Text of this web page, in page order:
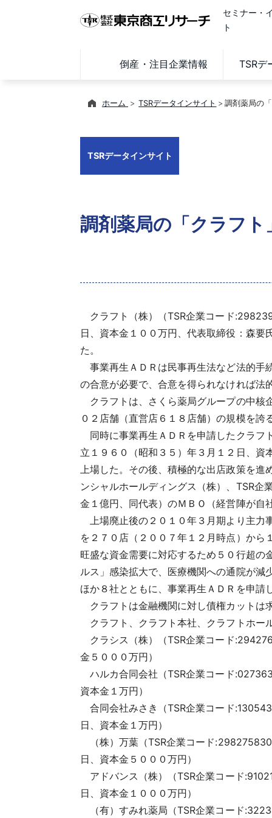
セミナー・
ト
倒産・注目企業情報 TSRデ
ホーム TSRデータインサイト 調剤薬局の
TSRデータインサイト
調剤薬局の「クラフ
クラフト（株）（TSR企業コード
日、資本金１００万円、代表取締役：森
た。
事業再生ＡＤＲは民事再生法など法的手
の合意が必要で、合意を得られなければ法
クラフトは、さくら薬局グループの中核
０２店舗（直営店６１８店舗）の規模を誇る
同時に事業再生ＡＤＲを申請したクラフ
立１９６０（昭和３５）年３月１２日、資
上場した。その後、積極的な出店政策を進
ンシャルホールディングス（株）、TSR
金１億円、同代表）のＭＢＯ（経営陣が自
上場廃止後の２０１０年３月期より主力
を２７０店（２００７年１２月時点）か
旺盛な資金需要に対応するため５０行超の
ルス」感染拡大で、医療機関への通院が減
ほか８社とともに、事業再生ＡＤＲを申請し
クラフトは金融機関に対し債権カットは
クラフト、クラフト本社、クラフトホー
クラシス（株）（TSR企業コード
金５０００万円）
ハルカ合同会社（TSR企業コード
資本金１万円）
合同会社みさき（TSR企業コード
日、資本金１万円）
（株）万葉（TSR企業コード
日、資本金５０００万円）
アドバンス（株）（TSR企業コード
日、資本金１０００万円）
（有）すみれ薬局（TSR企業コード